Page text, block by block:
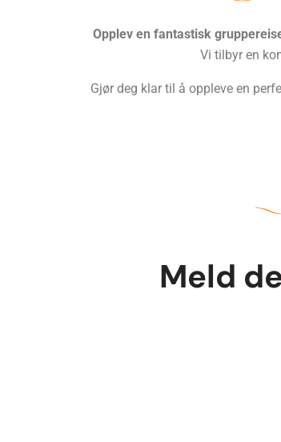
Opplev en fantastisk
Vi tilbyr en
Gjør deg klar til å oppleve en
Meld